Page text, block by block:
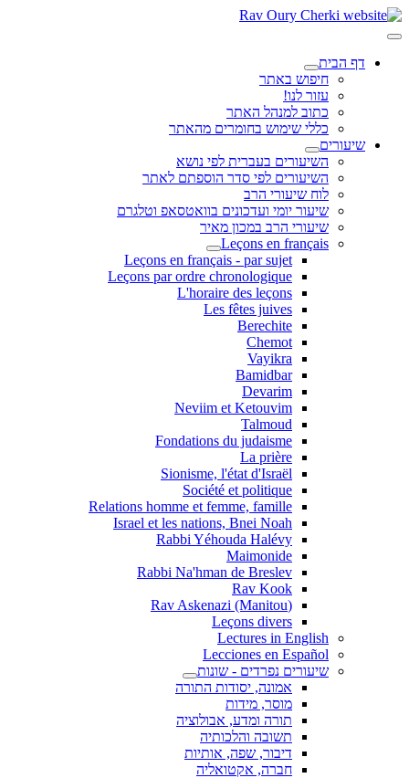
דף הבית
חיפוש באתר
עזור לנו!
כתוב למנהל האתר
כללי שימוש בחומרים מהאתר
שיעורים
השיעורים בעברית לפי נושא
השיעורים לפי סדר הוספתם לאתר
לוח שיעורי הרב
שיעור יומי ועדכונים בוואטסאפ וטלגרם
שיעורי הרב במכון מאיר
Leçons en français
Leçons en français - par sujet
Leçons par ordre chronologique
L'horaire des leçons
Les fêtes juives
Berechite
Chemot
Vayikra
Bamidbar
Devarim
Neviim et Ketouvim
Talmoud
Fondations du judaisme
La prière
Sionisme, l'état d'Israël
Société et politique
Relations homme et femme, famille
Israel et les nations, Bnei Noah
Rabbi Yéhouda Halévy
Maimonide
Rabbi Na'hman de Breslev
Rav Kook
(Rav Askenazi (Manitou
Leçons divers
Lectures in English
Lecciones en Español
שיעורים נפרדים - שונות
אמונה, יסודות התורה
מוסר, מידות
תורה ומדע, אבולוציה
תשובה והלכותיה
דיבור, שפה, אותיות
חברה, אקטואליה